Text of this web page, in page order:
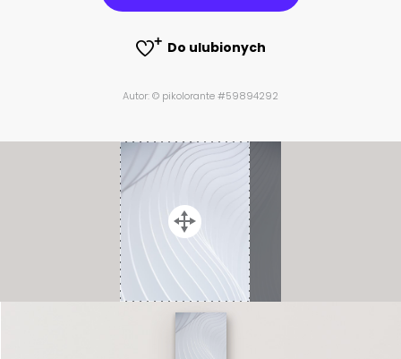
Do ulubionych
Autor: © pikolorante #59894292